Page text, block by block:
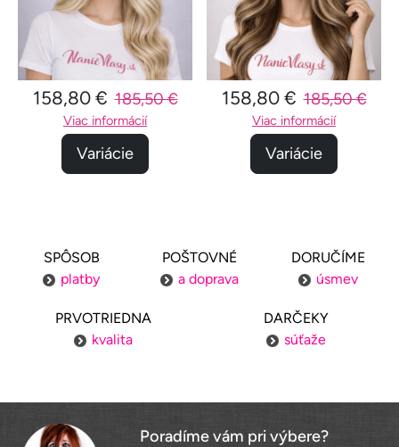
158,80 € 185,50 €
Viac informácií
Variácie
158,80 € 185,50 €
Viac informácií
Variácie
SPÔSOB
platby
POŠTOVNÉ
a doprava
DORUČÍME
úsmev
PRVOTRIEDNA
kvalita
DARČEKY
súťaže
Poradíme vám pri výbere?